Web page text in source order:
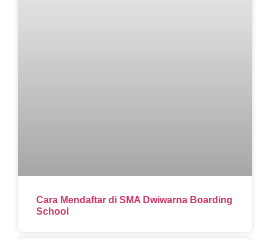
Cara Mendaftar di SMA Dwiwarna Boarding
School